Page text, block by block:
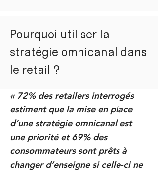
Pourquoi utiliser la
stratégie omnicanal dans
le retail ?
« 72% des retailers interrogés
estiment que la mise en place
d’une stratégie omnicanal est
une priorité et 69% des
consommateurs sont prêts à
changer d’enseigne si celle-ci ne